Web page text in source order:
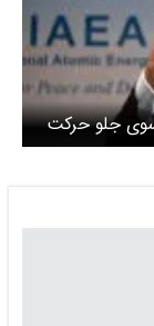
سوی جلو حرکت